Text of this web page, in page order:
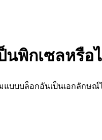
พิกเซลหรือ
แบบบล็อกอันเป็นเอกลัก